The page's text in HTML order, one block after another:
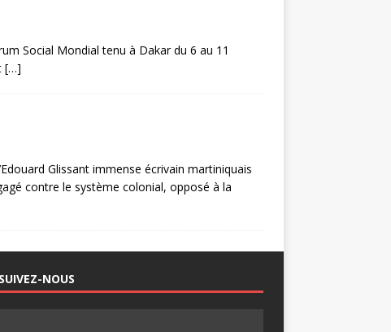
Social Mondial tenu à Dakar du 6 au 11
[…]
Glissant immense écrivain martiniquais
contre le système colonial, opposé à la
SUIVEZ-NOUS